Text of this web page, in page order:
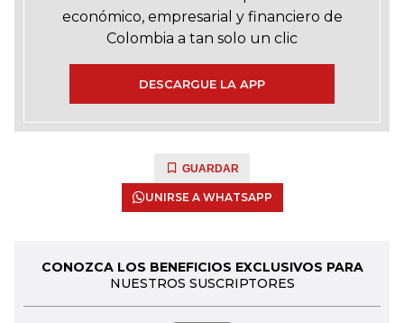
económico, empresarial y financiero de
Colombia a tan solo un clic
DESCARGUE LA APP
GUARDAR
UNIRSE A WHATSAPP
CONOZCA LOS BENEFICIOS EXCLUSIVOS PARA
NUESTROS SUSCRIPTORES